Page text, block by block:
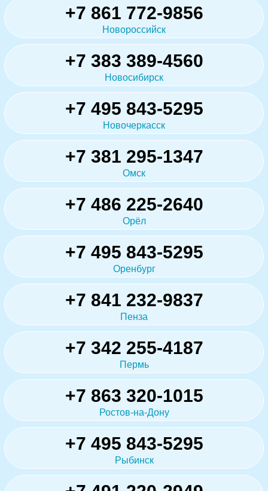
+7 861 772-9856
Новороссийск
+7 383 389-4560
Новосибирск
+7 495 843-5295
Новочеркасск
+7 381 295-1347
Омск
+7 486 225-2640
Орёл
+7 495 843-5295
Оренбург
+7 841 232-9837
Пенза
+7 342 255-4187
Пермь
+7 863 320-1015
Ростов-на-Дону
+7 495 843-5295
Рыбинск